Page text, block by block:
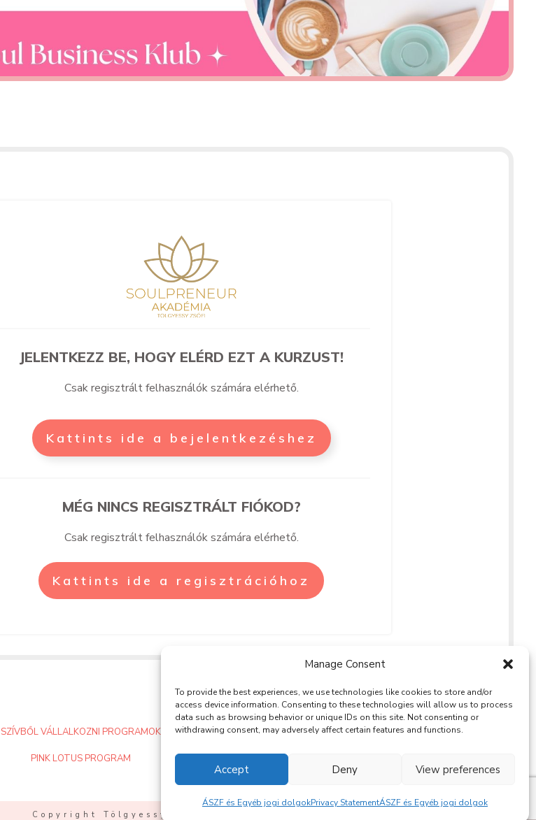
Manage Consent
To provide the best experiences, we use technologies like cookies to store and/or
access device information. Consenting to these technologies will allow us to process
data such as browsing behavior or unique IDs on this site. Not consenting or
withdrawing consent, may adversely affect certain features and functions.
Accept Deny View preferences
ÁSZF és Egyéb jogi dolgokPrivacy StatementÁSZF és Egyéb jogi dolgok
JELENTKEZZ BE, HOGY ELÉRD EZT A KURZUST!
Csak regisztrált felhasználók számára elérhető.
Kattints ide a bejelentkezéshez
MÉG NINCS REGISZTRÁLT FIÓKOD?
Csak regisztrált felhasználók számára elérhető.
Kattints ide a regisztrációhoz
SZÍVBŐL VÁLLALKOZNI PROGRAMOK
PINK LOTUS PROGRAM
BLOG
PODCAST
RÓLAM
Copyright Tölgyessy Zsófi / 2021 -